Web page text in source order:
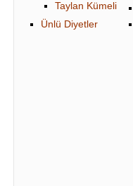
Taylan Kümeli
Ünlü Diyetler